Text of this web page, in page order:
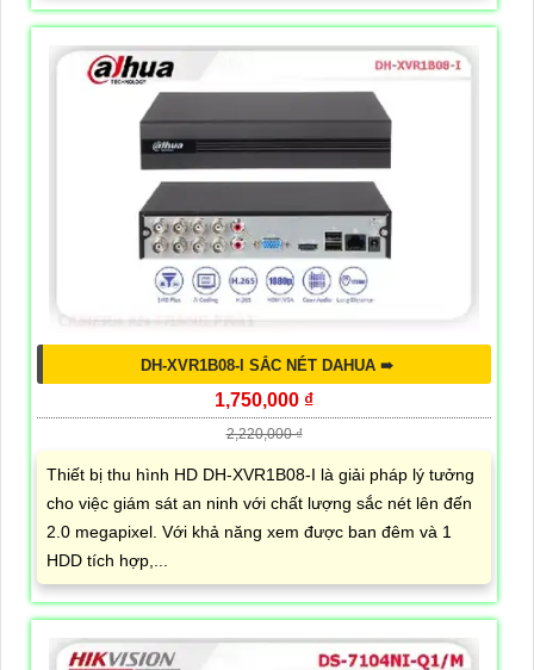
DH-XVR1B08-I SẮC NÉT DAHUA ➠
1,750,000 ₫
2,220,000 ₫
Thiết bị thu hình HD DH-XVR1B08-I là giải pháp lý tưởng
cho việc giám sát an ninh với chất lượng sắc nét lên đến
2.0 megapixel. Với khả năng xem được ban đêm và 1
HDD tích hợp,...